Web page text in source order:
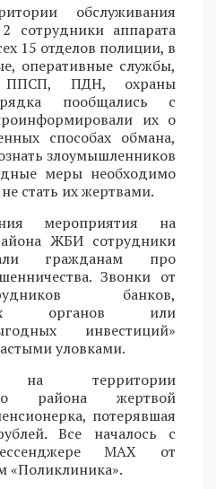
обслуживания
аппарата
15 отделов полиции, в
оперативные службы,
ППСП, ПДН, охраны
пообщались с
их о
способах обмана,
злоумышленников
меры необходимо
стать их жертвами.
мероприятия на
ЖБИ сотрудники
гражданам про
Звонки от
банков,
органов или
инвестиций»
уловками.
территории
района жертвой
потерявшая
Все началось с
MAX от
«Поликлиника».